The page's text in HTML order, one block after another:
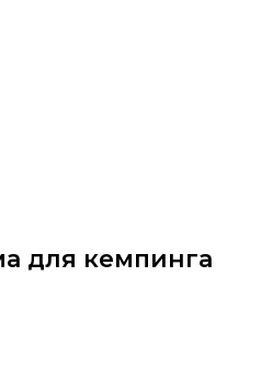
для кемпинга